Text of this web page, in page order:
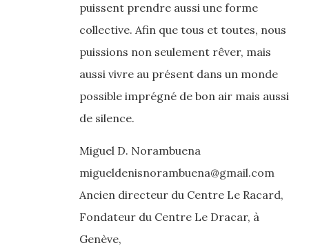
puissent prendre aussi une forme
collective. Afin que tous et toutes, nous
puissions non seulement rêver, mais
aussi vivre au présent dans un monde
possible imprégné de bon air mais aussi
de silence.
Miguel D. Norambuena
migueldenisnorambuena@gmail.com
Ancien directeur du Centre Le Racard,
Fondateur du Centre Le Dracar, à
Genève,